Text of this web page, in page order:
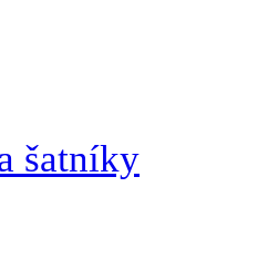
šatníky